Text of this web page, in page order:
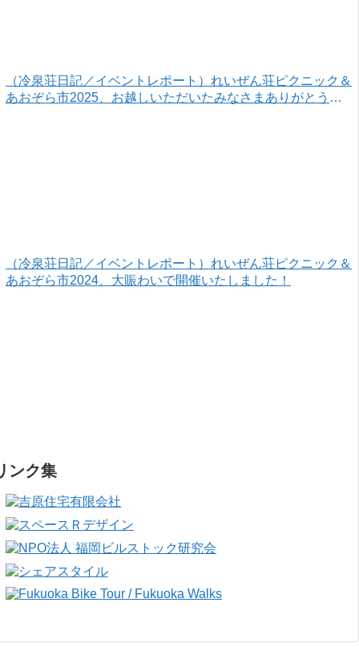
（冷泉荘日記／イベントレポート）れいぜん荘ピクニック＆
あおぞら市2025、お越しいただいたみなさまありがとうご
（冷泉荘日記／イベントレポート）れいぜん荘ピクニック＆
あおぞら市2024、大賑わいで開催いたしました！
ンク集